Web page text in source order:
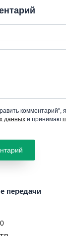
комментарий",
данных и принимаю
передачи